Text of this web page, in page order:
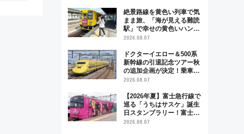
絶景路線を黄色い列車で気
まま旅、「海が見える難読
駅」で幸せの黄色いハンカ
チに願いを 「新・鉄道ひ
「島原鉄道」
2026.08.07
ドクターイエロー＆500系
新幹線の引退記念ツアー秋
の追加企画が決定！乗車体
験やグッズ・ホテル情報ま
2026.08.07
【2026年夏】富士急行線で
巡る「うちはサスケ」誕生
日スタンプラリー！富士急
ハイランド限定グルメ＆グ
2026.08.07